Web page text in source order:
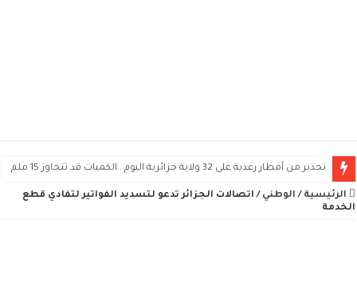
تحذير من أمطار رعدية على 32 ولاية جزائرية اليوم.. الكميات قد تتجاوز 15 ملم
الرئيسية / الوطني / اتصالات الجزائر تدعو لتسديد الفواتير لتفادي قطع
الخدمة